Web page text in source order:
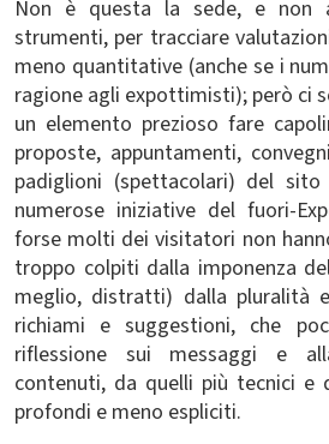
Non è questa la sede, e non
strumenti, per tracciare
meno quantitative (anche se i
ragione agli expottimisti); però ci
un elemento prezioso fare
proposte, appuntamenti,
padiglioni (spettacolari) del
numerose iniziative del fuori-
forse molti dei visitatori non
troppo colpiti dalla imponenza
meglio, distratti) dalla pluralità
richiami e suggestioni, che
riflessione sui messaggi e
contenuti, da quelli più tecnici e
profondi e meno espliciti.